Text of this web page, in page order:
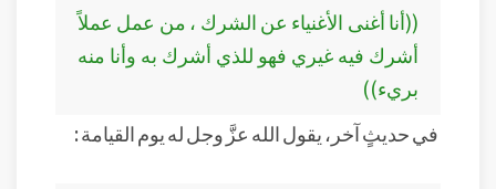
((أنا أغنى الأغنياء عن الشرك ، من عمل عملاً
أشرك فيه غيري فهو للذي أشرك به وأنا منه
بريء))
في حديثٍ آخر، يقول الله عزَّ وجل له يوم القيامة :